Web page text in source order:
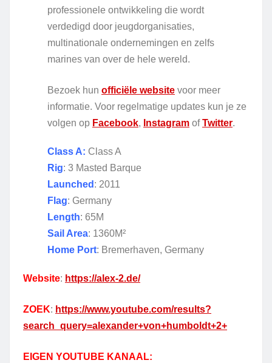
professionele ontwikkeling die wordt
verdedigd door jeugdorganisaties,
multinationale ondernemingen en zelfs
marines van over de hele wereld.
Bezoek hun officiële website voor meer
informatie. Voor regelmatige updates kun je ze
volgen op Facebook, Instagram ofTwitter.
Class A: Class A
Rig: 3 Masted Barque
Launched : 2011
Flag: Germany
Length: 65M
Sail Area: 1360M²
Home Port: Bremerhaven, Germany
Website: https://alex-2.de/
ZOEK: https://www.youtube.com/results?
search_query=alexander+von+humboldt+2+
EIGEN YOUTUBE KANAAL: